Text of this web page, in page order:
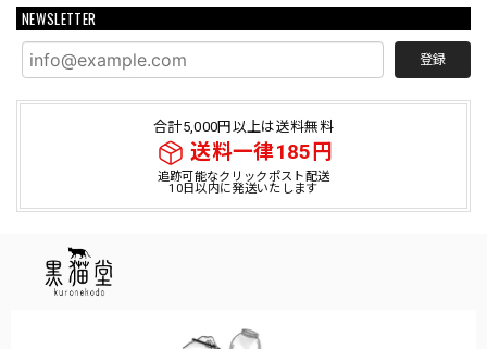
NEWSLETTER
登録
合計5,000円以上は送料無料
送料一律185円
追跡可能なクリックポスト配送
10日以内に発送いたします